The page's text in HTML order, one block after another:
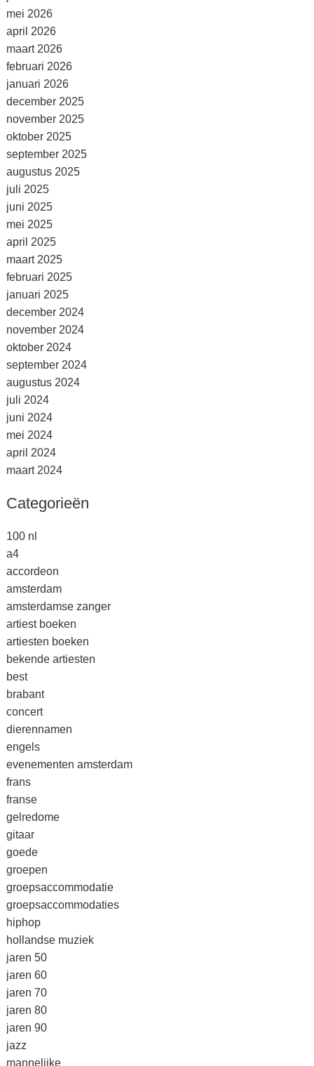
mei 2026
april 2026
maart 2026
februari 2026
januari 2026
december 2025
november 2025
oktober 2025
september 2025
augustus 2025
juli 2025
juni 2025
mei 2025
april 2025
maart 2025
februari 2025
januari 2025
december 2024
november 2024
oktober 2024
september 2024
augustus 2024
juli 2024
juni 2024
mei 2024
april 2024
maart 2024
Categorieën
100 nl
a4
accordeon
amsterdam
amsterdamse zanger
artiest boeken
artiesten boeken
bekende artiesten
best
brabant
concert
dierennamen
engels
evenementen amsterdam
frans
franse
gelredome
gitaar
goede
groepen
groepsaccommodatie
groepsaccommodaties
hiphop
hollandse muziek
jaren 50
jaren 60
jaren 70
jaren 80
jaren 90
jazz
mannelijke